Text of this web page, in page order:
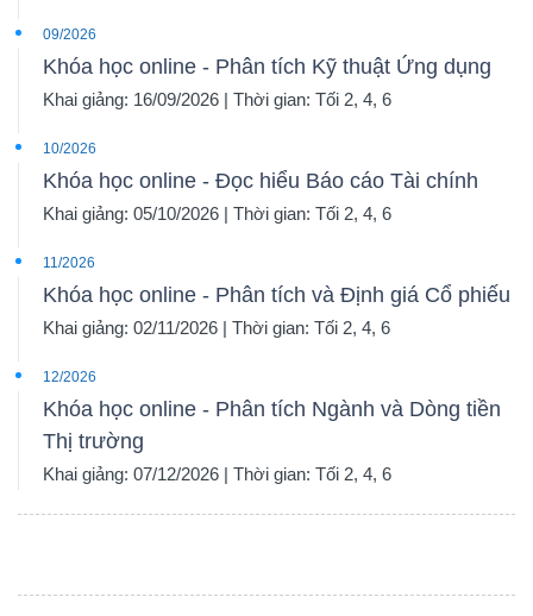
09/2026
Khóa học online - Phân tích Kỹ thuật Ứng dụng
Khai giảng: 16/09/2026 | Thời gian: Tối 2, 4, 6
10/2026
Khóa học online - Đọc hiểu Báo cáo Tài chính
Khai giảng: 05/10/2026 | Thời gian: Tối 2, 4, 6
11/2026
Khóa học online - Phân tích và Định giá Cổ phiếu
Khai giảng: 02/11/2026 | Thời gian: Tối 2, 4, 6
12/2026
Khóa học online - Phân tích Ngành và Dòng tiền
Thị trường
Khai giảng: 07/12/2026 | Thời gian: Tối 2, 4, 6